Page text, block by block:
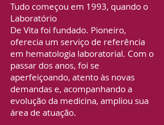
Tudo começou em 1993, quando o
Laboratório
De Vita foi fundado. Pioneiro,
oferecia um serviço de referência
em hematologia laboratorial. Com o
passar dos anos, foi se
aperfeiçoando, atento às novas
demandas e, acompanhando a
evolução da medicina, ampliou sua
área de atuação.